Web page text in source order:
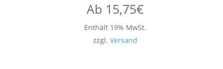
Ab 15,75€
Enthält 19% MwSt.
zzgl. Versand